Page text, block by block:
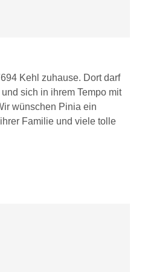
Kehl zuhause. Dort darf
sich in ihrem Tempo mit
wünschen Pinia ein
Familie und viele tolle